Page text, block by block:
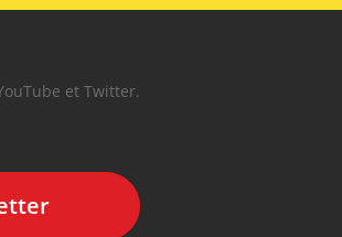
et Twitter.